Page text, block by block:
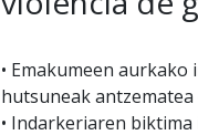
• Emakumeen
hutsuneak
• Indarkeriaren